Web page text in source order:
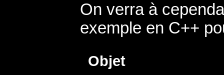
On verra à
exemple en C++
Objet